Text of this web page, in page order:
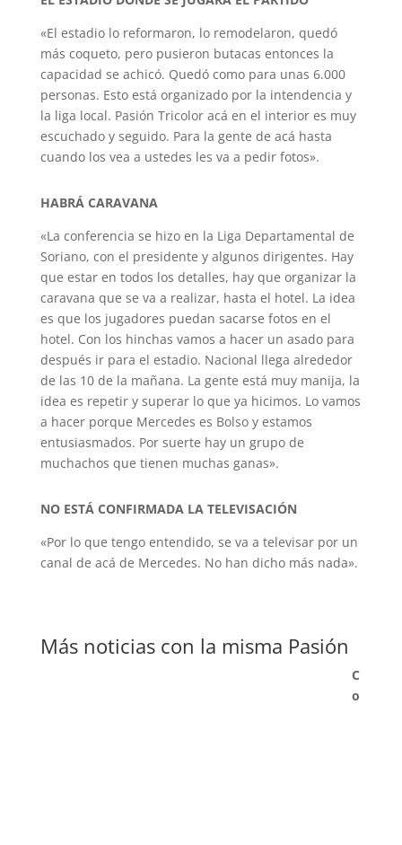
«El estadio lo reformaron, lo remodelaron, quedó
más coqueto, pero pusieron butacas entonces la
capacidad se achicó. Quedó como para unas 6.000
personas. Esto está organizado por la intendencia y
la liga local. Pasión Tricolor acá en el interior es muy
escuchado y seguido. Para la gente de acá hasta
cuando los vea a ustedes les va a pedir fotos».
HABRÁ CARAVANA
«La conferencia se hizo en la Liga Departamental de
Soriano, con el presidente y algunos dirigentes. Hay
que estar en todos los detalles, hay que organizar la
caravana que se va a realizar, hasta el hotel. La idea
es que los jugadores puedan sacarse fotos en el
hotel. Con los hinchas vamos a hacer un asado para
después ir para el estadio. Nacional llega alrededor
de las 10 de la mañana. La gente está muy manija, la
idea es repetir y superar lo que ya hicimos. Lo vamos
a hacer porque Mercedes es Bolso y estamos
entusiasmados. Por suerte hay un grupo de
muchachos que tienen muchas ganas».
NO ESTÁ CONFIRMADA LA TELEVISACIÓN
«Por lo que tengo entendido, se va a televisar por un
canal de acá de Mercedes. No han dicho más nada».
Más noticias con la misma Pasión
C
o